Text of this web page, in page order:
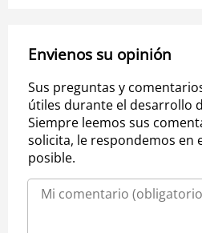
Envienos su opinión
Sus preguntas y
útiles durante el desarrollo
Siempre leemos sus
solicita, le respondemos en
posible.